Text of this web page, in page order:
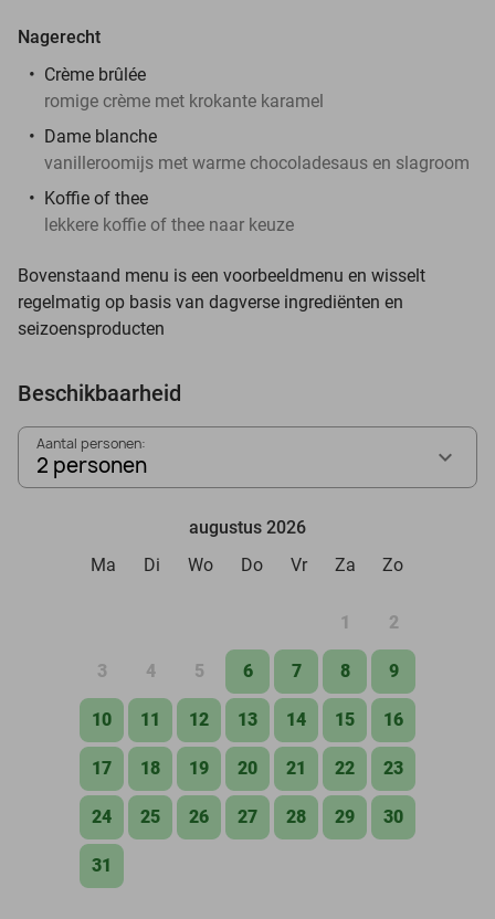
Nagerecht
Crème brûlée
romige crème met krokante karamel
Dame blanche
vanilleroomijs met warme chocoladesaus en slagroom
Koffie of thee
lekkere koffie of thee naar keuze
Bovenstaand menu is een voorbeeldmenu en wisselt
regelmatig op basis van dagverse ingrediënten en
seizoensproducten
Beschikbaarheid
Aantal personen:
2 personen
augustus 2026
Ma
Di Wo Do Vr Za Zo
1 2
3 4 5 6 7 8 9
10 11 12 13 14 15 16
17 18 19 20 21 22 23
24 25 26 27 28 29 30
31